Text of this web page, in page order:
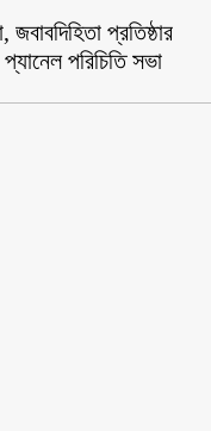
প্রতিষ্ঠার
পরিচিতি সভা